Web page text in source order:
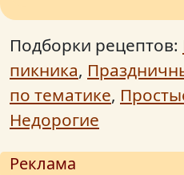
Подборки рецептов:
пикника,
по тематике,
Недорогие
Реклама